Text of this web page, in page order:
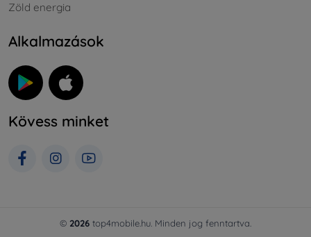
Zöld energia
Alkalmazások
Kövess minket
© 2026 top4mobile.hu. Minden jog fenntartva.